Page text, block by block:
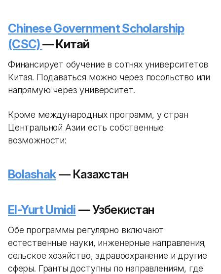
Chinese Government Scholarship
(CSC)— Китай
Финансирует обучение в сотнях университетов
Китая. Подаваться можно через посольство или
напрямую через университет.
Кроме международных программ, у стран
Центральной Азии есть собственные
возможности:
Bolashak— Казахстан
El-Yurt Umidi — Узбекистан
Обе программы регулярно включают
естественные науки, инженерные направления,
сельское хозяйство, здравоохранение и другие
сферы. Гранты доступны по направлениям, где